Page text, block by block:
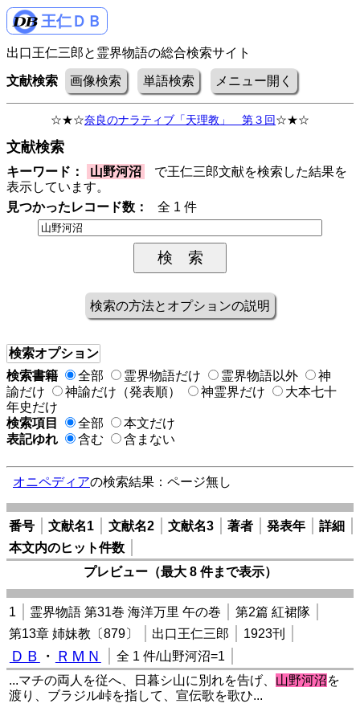
王仁ＤＢ
出口王仁三郎と霊界物語の総合検索サイト
文献検索 画像検索 単語検索 メニュー開く
☆★☆奈良のナラティブ「天理教」 第３回☆★☆
文献検索
キーワード： 山野河沼
で王仁三郎文献を検索した結果を
表示しています。
見つかったレコード数：
全 1 件
検索の方法とオプションの説明
検索オプション
検索書籍
全部 霊界物語だけ 霊界物語以外
神
諭だけ
神諭だけ（発表順） 神霊界だけ
大本七十
年史だけ
検索項目
全部
本文だけ
表記ゆれ
含む 含まない
オニペディアの検索結果：ページ無し
番号 文献名1 文献名2 文献名3 著者 発表年
詳細
本文内のヒット件数
プレビュー（最大 8 件まで表示）
1 霊界物語 第31巻 海洋万里 午の巻
第2篇 紅裙隊
第13章 姉妹教〔879〕
出口王仁三郎 1923刊
ＤＢ ・ ＲＭＮ
全 1 件/山野河沼=1
...マチの両人を従へ、日暮シ山に別れを告げ、 山野河沼を
渡り、ブラジル峠を指して、宣伝歌を歌ひ...